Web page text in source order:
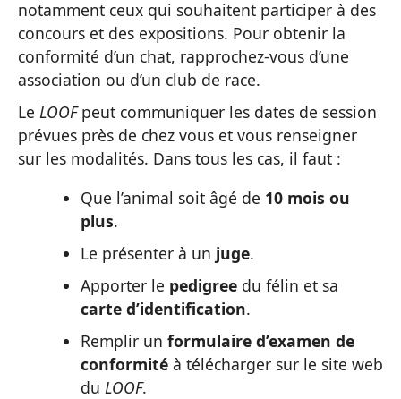
notamment ceux qui souhaitent participer à des
concours et des expositions. Pour obtenir la
conformité d’un chat, rapprochez-vous d’une
association ou d’un club de race.
Le LOOFpeut communiquer les dates de session
prévues près de chez vous et vous renseigner
sur les modalités. Dans tous les cas, il faut :
Que l’animal soit âgé de 10 mois ou
plus.
Le présenter à un juge.
Apporter le pedigree du félin et sa
carte d’identification.
Remplir un formulaire d’examen de
conformité à télécharger sur le site web
du LOOF.